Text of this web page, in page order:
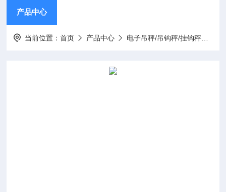
产品中心
当前位置：首页 产品中心 电子吊秤/吊钩秤/挂钩秤